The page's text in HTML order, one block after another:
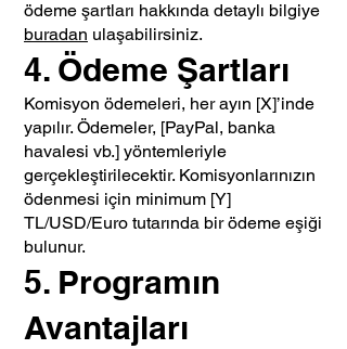
ödeme şartları hakkında detaylı bilgiye
buradan ulaşabilirsiniz.
4. Ödeme Şartları
Komisyon ödemeleri, her ayın [X]’inde
yapılır. Ödemeler, [PayPal, banka
havalesi vb.] yöntemleriyle
gerçekleştirilecektir. Komisyonlarınızın
ödenmesi için minimum [Y]
TL/USD/Euro tutarında bir ödeme eşiği
bulunur.
5. Programın
Avantajları